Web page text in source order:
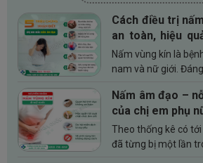
Cách điều trị
an toàn, hiệu
trình
Nấm vùng kín là
nam và nữ giới. Đáng
không chỉ gây bất
hoạt hàng...
Nấm âm đạo –
của chị em phụ
Theo thống kê có
đã từng bị một lần